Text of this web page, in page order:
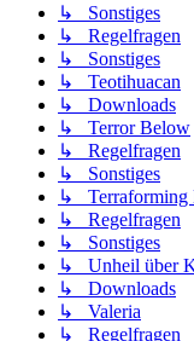
↳ Sonstiges
↳ Regelfragen
↳ Sonstiges
↳ Teotihuacan
↳ Downloads
↳ Terror Below
↳ Regelfragen
↳ Sonstiges
↳ Terraforming
↳ Regelfragen
↳ Sonstiges
↳ Unheil über
↳ Downloads
↳ Valeria
↳ Regelfragen